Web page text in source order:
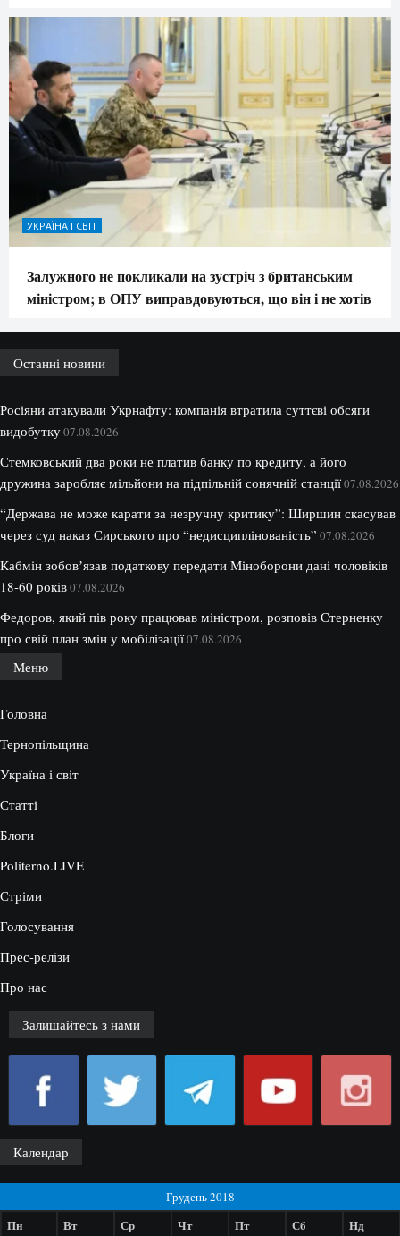
УКРАЇНА І СВІТ
Залужного не покликали на зустріч з британським
міністром; в ОПУ виправдовуються, що він і не хотів
Останні новини
Росіяни атакували Укрнафту: компанія втратила суттєві обсяги
видобутку07.08.2026
Стемковський два роки не платив банку по кредиту, а його
дружина заробляє мільйони на підпільній сонячній станції07.08.2026
“Держава не може карати за незручну критику”: Ширшин скасував
через суд наказ Сирського про “недисциплінованість” 07.08.2026
Кабмін зобовʼязав податкову передати Міноборони дані чоловіків
18-60 років07.08.2026
Федоров, який пів року працював міністром, розповів Стерненку
про свій план змін у мобілізації07.08.2026
Меню
Головна
Тернопільщина
Україна і світ
Статті
Блоги
Politerno.LIVE
Стріми
Голосування
Прес-релізи
Про нас
Залишайтесь з нами
Календар
Грудень 2018
Пн Вт Ср Чт Пт Сб Нд